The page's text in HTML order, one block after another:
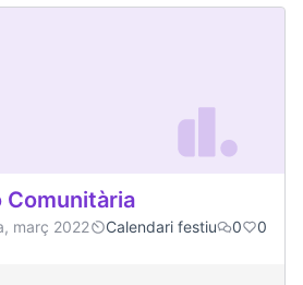
Comunitària
març 2022 Calendari festiu 0 0